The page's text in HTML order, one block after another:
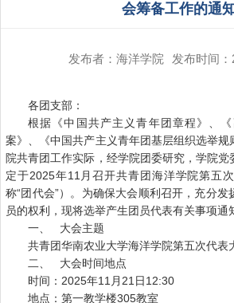
会筹备工作的通
发布者：海洋学院 发布时间：
各团支部：
根据《中国共产主义青年团章程》、
案》、《中国共产主义青年团基层组织选举
院共青团工作实际，经学院团委研究，学院
定于2025年11月召开共青团海洋学院第五
称“团代会”）。为确保大会顺利召开，充分发
员的权利，现将选举产生团员代表有关事项通
一、 大会主题
共青团华南农业大学海洋学院第五次代表
二、 大会时间地点
时间：2025年11月21日12:30
地点：第一教学楼305教室